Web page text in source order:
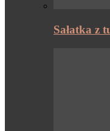
Sałatka z